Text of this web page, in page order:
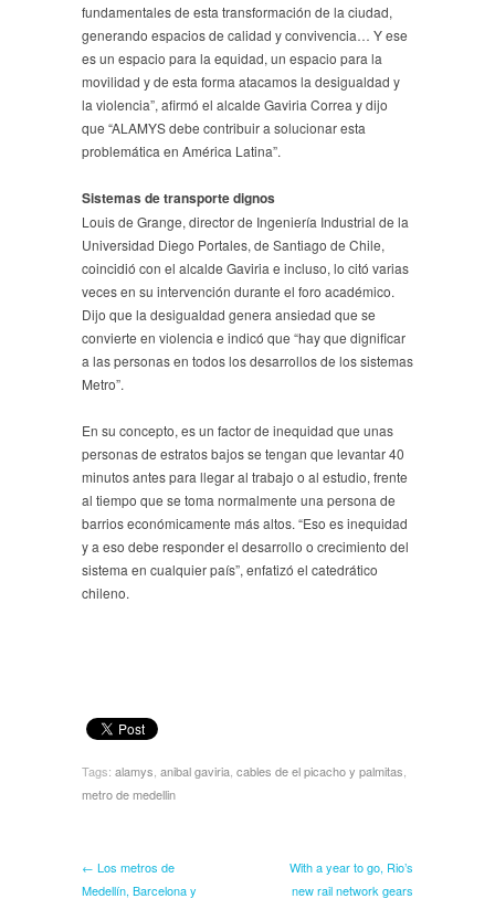
fundamentales de esta transformación de la ciudad,
generando espacios de calidad y convivencia… Y ese
es un espacio para la equidad, un espacio para la
movilidad y de esta forma atacamos la desigualdad y
la violencia”, afirmó el alcalde Gaviria Correa y dijo
que “ALAMYS debe contribuir a solucionar esta
problemática en América Latina”.
Sistemas de transporte dignos
Louis de Grange, director de Ingeniería Industrial de la
Universidad Diego Portales, de Santiago de Chile,
coincidió con el alcalde Gaviria e incluso, lo citó varias
veces en su intervención durante el foro académico.
Dijo que la desigualdad genera ansiedad que se
convierte en violencia e indicó que “hay que dignificar
a las personas en todos los desarrollos de los sistemas
Metro”.
En su concepto, es un factor de inequidad que unas
personas de estratos bajos se tengan que levantar 40
minutos antes para llegar al trabajo o al estudio, frente
al tiempo que se toma normalmente una persona de
barrios económicamente más altos. “Eso es inequidad
y a eso debe responder el desarrollo o crecimiento del
sistema en cualquier país”, enfatizó el catedrático
chileno.
Tags: alamys anibal gaviria cables de el picacho y palmitas
metro de medellin
← Los metros de
Medellín, Barcelona y
With a year to go, Rio’s
new rail network gears